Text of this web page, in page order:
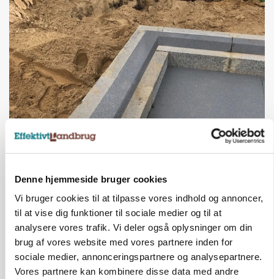
Denne hjemmeside bruger cookies
Vi bruger cookies til at tilpasse vores indhold og annoncer,
til at vise dig funktioner til sociale medier og til at
analysere vores trafik. Vi deler også oplysninger om din
brug af vores website med vores partnere inden for
sociale medier, annonceringspartnere og analysepartnere.
Vores partnere kan kombinere disse data med andre
Fra mark til mur: Byggeriet kan åbne nyt
Annonce